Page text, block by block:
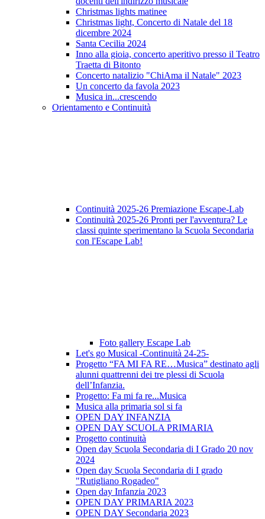
Christmas lights matinee
Christmas light, Concerto di Natale del 18
dicembre 2024
Santa Cecilia 2024
Inno alla gioia, concerto aperitivo presso il Teatro
Traetta di Bitonto
Concerto natalizio "ChiAma il Natale" 2023
Un concerto da favola 2023
Musica in...crescendo
Orientamento e Continuità
Continuità 2025-26 Premiazione Escape-Lab
Continuità 2025-26 Pronti per l'avventura? Le
classi quinte sperimentano la Scuola Secondaria
con l'Escape Lab!
Foto gallery Escape Lab
Let's go Musical -Continuità 24-25-
Progetto “FA MI FA RE…Musica” destinato agli
alunni quattrenni dei tre plessi di Scuola
dell’Infanzia.
Progetto: Fa mi fa re...Musica
Musica alla primaria sol si fa
OPEN DAY INFANZIA
OPEN DAY SCUOLA PRIMARIA
Progetto continuità
Open day Scuola Secondaria di I Grado 20 nov
2024
Open day Scuola Secondaria di I grado
"Rutigliano Rogadeo"
Open day Infanzia 2023
OPEN DAY PRIMARIA 2023
OPEN DAY Secondaria 2023